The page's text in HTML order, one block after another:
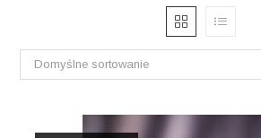
Domyślne sortowanie